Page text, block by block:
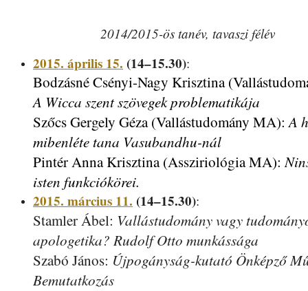
2014/2015-ös tanév, tavaszi félév
2015. április 15. (14–15.30):
Bodzásné Csényi-Nagy Krisztina
A Wicca szent szövegek problematikája
Szőcs Gergely Géza (Vallástudomány MA):A
mibenléte tana Vasubandhu-nál
Pintér Anna Krisztina (Assziriológia MA):
isten funkciókörei.
2015. március 11. (14–15.30):
Stamler Ábel: Vallástudomány vagy
apologetika? Rudolf Otto munkássága
Szabó János: Újpogányság-kutató Önképző
Bemutatkozás